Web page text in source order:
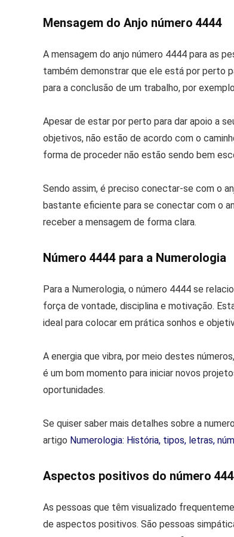
Mensagem do Anjo número 4444
A mensagem do anjo número 4444 para as
também demonstrar que ele está por perto
para a conclusão de um trabalho, por
Apesar de estar por perto para dar apoio a
objetivos, não estão de acordo com o
forma de proceder não estão sendo bem
Sendo assim, é preciso conectar-se com o
bastante eficiente para se conectar com o
receber a mensagem de forma clara.
Número 4444 para a Numerologia
Para a Numerologia, o número 4444 se
força de vontade, disciplina e motivação.
ideal para colocar em prática sonhos e
A energia que vibra, por meio destes
é um bom momento para iniciar novos
oportunidades.
Se quiser saber mais detalhes sobre a
artigo Numerologia: História, tipos, letras,
Aspectos positivos do número
As pessoas que têm visualizado
de aspectos positivos. São pessoas